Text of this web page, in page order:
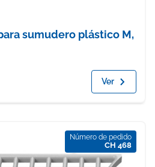
sumudero plástico M,
Ver
Número de pedido
CH 468